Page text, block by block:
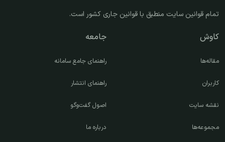
تمام قوانین سایت منطبق با قوانین جاری کشور است.
کاوش
مقاله‌ها
کاربران
نقشه سایت
مجموعه‌ها
جامعه
راهنمای جامع سامانه
راهنمای انتشار
اصول گفت‌وگو
درباره ما